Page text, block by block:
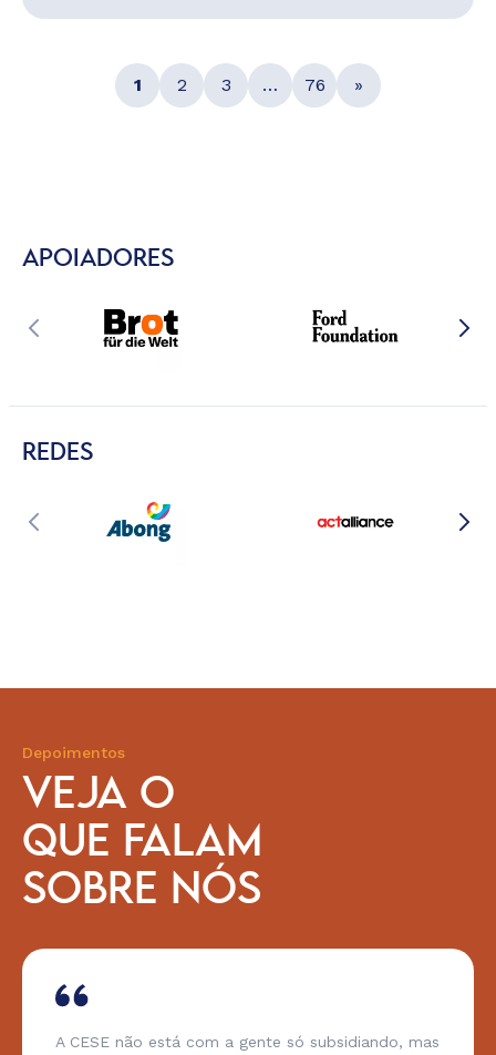
1 2 3 … 76 »
APOIADORES
REDES
Depoimentos
VEJA O
QUE FALAM
SOBRE NÓS
A CESE não está com a gente só subsidiando, mas